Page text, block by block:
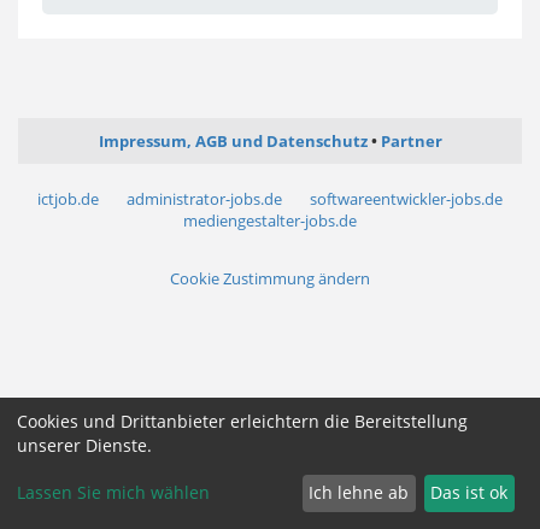
Impressum, AGB und Datenschutz Partner
ictjob.de administrator-jobs.de
softwareentwickler-jobs.de
mediengestalter-jobs.de
Cookie Zustimmung ändern
Cookies und Drittanbieter erleichtern die Bereitstellung
unserer Dienste.
Lassen Sie mich wählen Ich lehne ab Das ist ok